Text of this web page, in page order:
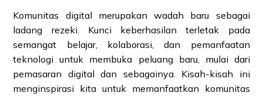
Komunitas digital merupakan wadah baru sebagai
ladang rezeki. Kunci keberhasilan terletak pada
semangat belajar, kolaborasi, dan pemanfaatan
teknologi untuk membuka peluang baru, mulai dari
pemasaran digital dan sebagainya. Kisah-kisah ini
menginspirasi kita untuk memanfaatkan komunitas